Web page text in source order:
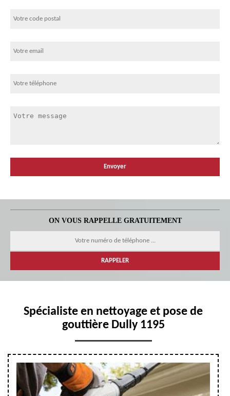
ON VOUS RAPPELLE GRATUITEMENT
Spécialiste en nettoyage et pose de
gouttière Dully 1195